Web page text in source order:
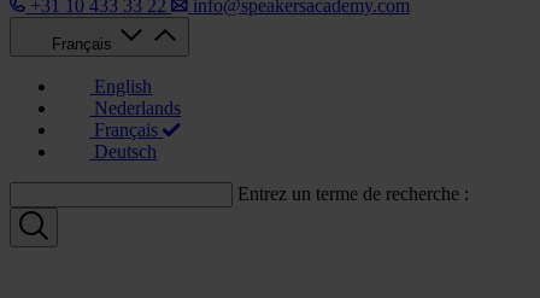
+31 10 433 33 22
info@speakersacademy.com
Français
English
Nederlands
Français
Deutsch
Entrez un terme de recherche :